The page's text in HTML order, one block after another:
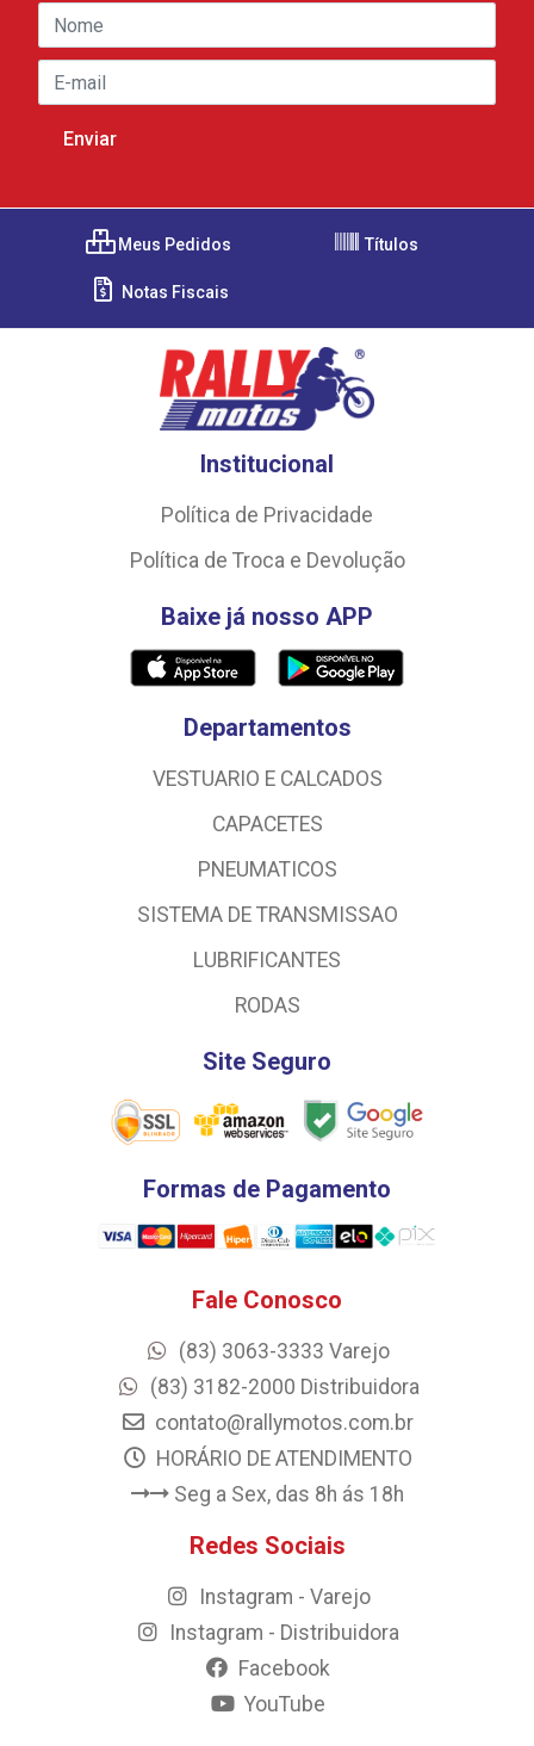
Meus Pedidos Títulos
Notas Fiscais
Institucional
Política de Privacidade
Política de Troca e Devolução
Baixe já nosso APP
Departamentos
VESTUARIO E CALCADOS
CAPACETES
PNEUMATICOS
SISTEMA DE TRANSMISSAO
LUBRIFICANTES
RODAS
Site Seguro
Formas de Pagamento
Fale Conosco
(83) 3063-3333 Varejo
(83) 3182-2000 Distribuidora
contato@rallymotos.com.br
HORÁRIO DE ATENDIMENTO
Seg a Sex, das 8h ás 18h
Redes Sociais
Instagram - Varejo
Instagram - Distribuidora
Facebook
YouTube